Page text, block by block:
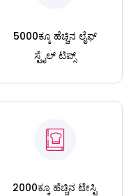
5000ಕ್ಕೂ ಹೆಚ್ಚಿನ ಲೈಫ್
ಸ್ಟೈಲ್ ಟಿಪ್ಸ್
2000ಕ್ಕೂ ಹೆಚ್ಚಿನ ಟೇಸ್ಟಿ